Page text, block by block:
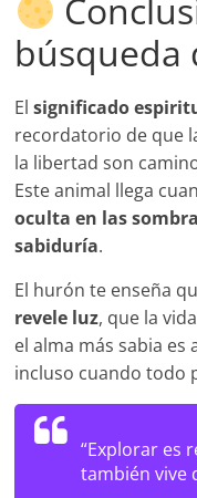
búsqueda
Elsignificado
recordatorio de que
la libertad son
Este animal llega
oculta en las
sabiduría.
El hurón te enseña
revele luz, que la
el alma más sabia es
incluso cuando todo
“Explorar es
también vive